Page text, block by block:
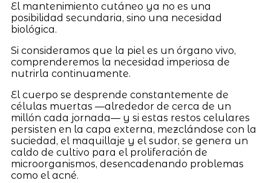
El mantenimiento cutáneo ya no es una
posibilidad secundaria, sino una necesidad
biológica.
Si consideramos que la piel es un órgano vivo,
comprenderemos la necesidad imperiosa de
nutrirla continuamente.
El cuerpo se desprende constantemente de
células muertas —alrededor de cerca de un
millón cada jornada— y si estas restos celulares
persisten en la capa externa, mezclándose con la
suciedad, el maquillaje y el sudor, se genera un
caldo de cultivo para el proliferación de
microorganismos, desencadenando problemas
como el acné.